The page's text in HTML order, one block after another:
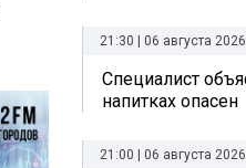
21:30 | 06 августа 2026
Специалист
напитках опасен
21:00 | 06 августа 2026